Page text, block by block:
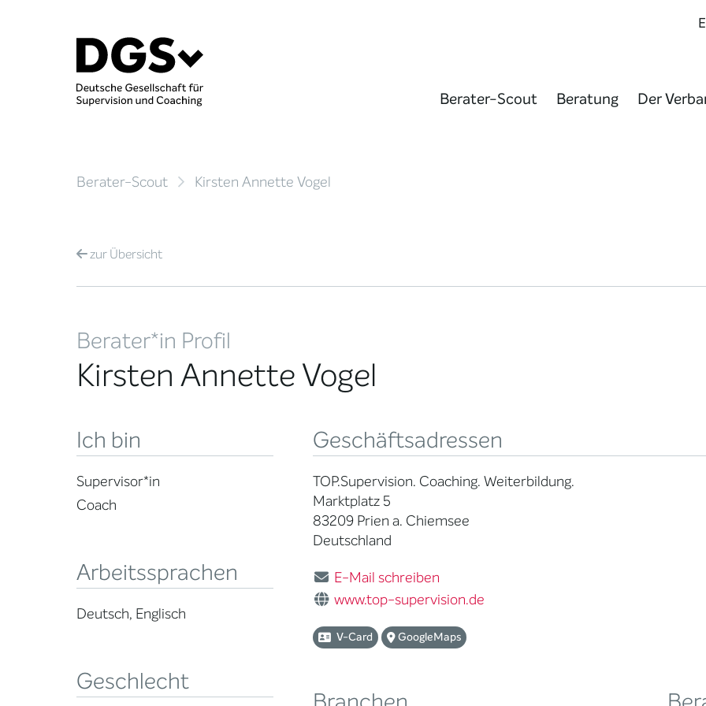
Berater-Scout Beratung Der
Berater-Scout Kirsten Annette Vogel
zurÜbersicht
Berater*in Profil
Kirsten Annette Vogel
Ich bin
Supervisor*in
Coach
Arbeitssprachen
Deutsch, Englisch
Geschlecht
Geschäftsadressen
TOP.Supervision. Coaching. Weiterbildung.
Marktplatz 5
83209 Prien a. Chiemsee
Deutschland
E-Mail schreiben
www.top-supervision.de
V-Card GoogleMaps